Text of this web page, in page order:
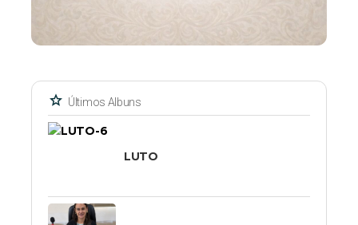
star Últimos Albuns
LUTO